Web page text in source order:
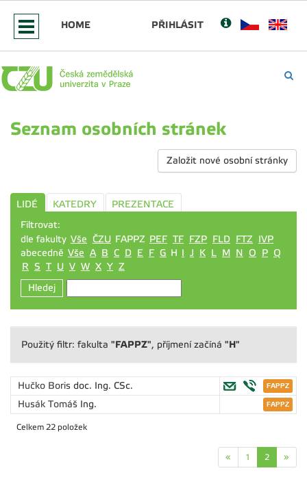
HOME PŘIHLÁSIT
Seznam osobních stránek
Založit nové osobní stránky
LIDÉ KATEDRY
PREZENTACE
Filtrovat:
dle fakulty Vše ČZU FAPPZ PEF TF FZP FLD FTZ IVP
abecedně Vše A B C D E F G H I J K L M N O P Q
R S T U V W X Y Z
Hledej
Použitý filtr: fakulta "FAPPZ", příjmení začíná "H"
Hučko Boris doc. Ing. CSc.
Husák Tomáš Ing.
Celkem 22 položek
« 1 2 »